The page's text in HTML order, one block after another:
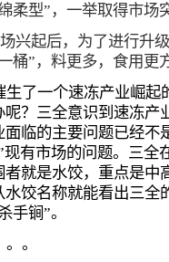
柔型”，一举取得市场
兴起后，为了进行升
桶”，料更多，食用更
生了一个速冻产业崛起
呢？三全意识到速冻产
面临的主要问题已经不
现有市场的问题。 三全
者就是水饺，重点是中
水饺名称就能看出三全
手锏”。
。